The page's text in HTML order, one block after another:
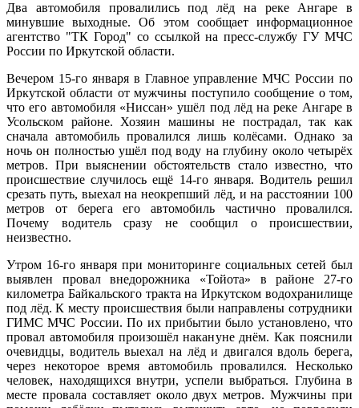
Два автомобиля провалились под лёд на реке Ангаре в
минувшие выходные. Об этом сообщает информационное
агентство "ТК Город" со ссылкой на пресс-службу ГУ МЧС
России по Иркутской области.
Вечером 15-го января в Главное управление МЧС России по
Иркутской области от мужчины поступило сообщение о том,
что его автомобиля «Ниссан» ушёл под лёд на реке Ангаре в
Усольском районе. Хозяин машины не пострадал, так как
сначала автомобиль провалился лишь колёсами. Однако за
ночь он полностью ушёл под воду на глубину около четырёх
метров. При выяснении обстоятельств стало известно, что
происшествие случилось ещё 14-го января. Водитель решил
срезать путь, выехал на неокрепший лёд, и на расстоянии 100
метров от берега его автомобиль частично провалился.
Почему водитель сразу не сообщил о происшествии,
неизвестно.
Утром 16-го января при мониторинге социальных сетей был
выявлен провал внедорожника «Тойота» в районе 27-го
километра Байкальского тракта на Иркутском водохранилище
под лёд. К месту происшествия были направлены сотрудники
ГИМС МЧС России. По их прибытии было установлено, что
провал автомобиля произошёл накануне днём. Как пояснили
очевидцы, водитель выехал на лёд и двигался вдоль берега,
через некоторое время автомобиль провалился. Несколько
человек, находящихся внутри, успели выбраться. Глубина в
месте провала составляет около двух метров. Мужчины при